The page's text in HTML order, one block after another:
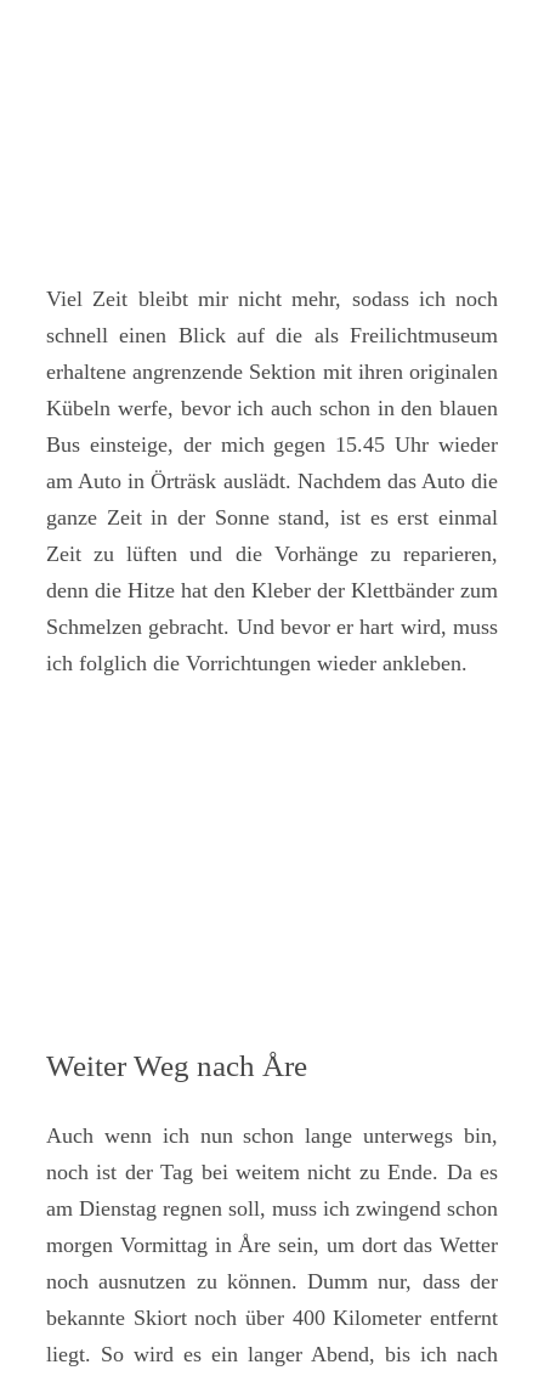
Viel Zeit bleibt mir nicht mehr, sodass ich noch
schnell einen Blick auf die als Freilichtmuseum
erhaltene angrenzende Sektion mit ihren originalen
Kübeln werfe, bevor ich auch schon in den blauen
Bus einsteige, der mich gegen 15.45 Uhr wieder
am Auto in Örträsk auslädt. Nachdem das Auto die
ganze Zeit in der Sonne stand, ist es erst einmal
Zeit zu lüften und die Vorhänge zu reparieren,
denn die Hitze hat den Kleber der Klettbänder zum
Schmelzen gebracht. Und bevor er hart wird, muss
ich folglich die Vorrichtungen wieder ankleben.
Weiter Weg nach Åre
Auch wenn ich nun schon lange unterwegs bin,
noch ist der Tag bei weitem nicht zu Ende. Da es
am Dienstag regnen soll, muss ich zwingend schon
morgen Vormittag in Åre sein, um dort das Wetter
noch ausnutzen zu können. Dumm nur, dass der
bekannte Skiort noch über 400 Kilometer entfernt
liegt. So wird es ein langer Abend, bis ich nach